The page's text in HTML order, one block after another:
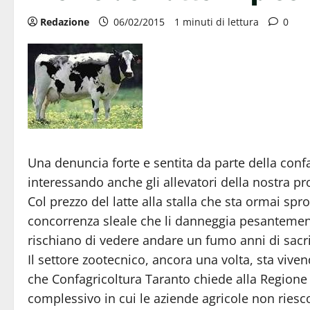
Redazione 06/02/2015 1 minuti di lettura 0
Una denuncia forte e sentita da parte della
interessando anche gli allevatori della nostra
Col prezzo del latte alla stalla che sta ormai
concorrenza sleale che li danneggia
rischiano di vedere andare un fumo anni di
Il settore zootecnico, ancora una volta, sta
che Confagricoltura Taranto chiede alla
complessivo in cui le aziende agricole non